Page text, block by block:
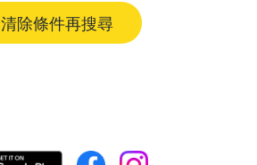
清除條件再搜尋